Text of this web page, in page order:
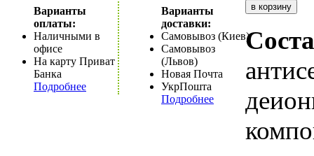
Варианты
оплаты:
Наличными в
офисе
На карту Приват
Банка
Подробнее
Варианты
доставки:
Самовывоз (Киев)
Самовывоз
(Львов)
Новая Почта
УкрПошта
Подробнее